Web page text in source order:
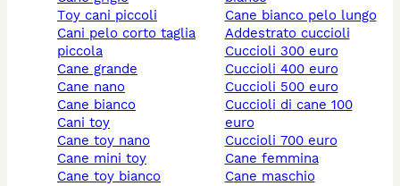
toy cani piccoli
cani pelo corto taglia
piccola
cane grande
cane nano
cane bianco
cani toy
cane toy nano
cane mini toy
cane toy bianco
cane bianco pelo lungo
addestrato cuccioli
cuccioli 300 euro
cuccioli 400 euro
cuccioli 500 euro
cuccioli di cane 100
euro
cuccioli 700 euro
cane femmina
cane maschio